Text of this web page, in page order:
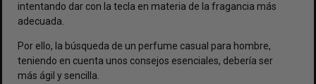
intentando dar con la tecla en materia de la fragancia más
adecuada.
Por ello, la búsqueda de un perfume casual para hombre,
teniendo en cuenta unos consejos esenciales, debería ser
más ágil y sencilla.